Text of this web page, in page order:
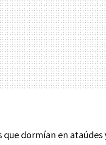
que dormían en